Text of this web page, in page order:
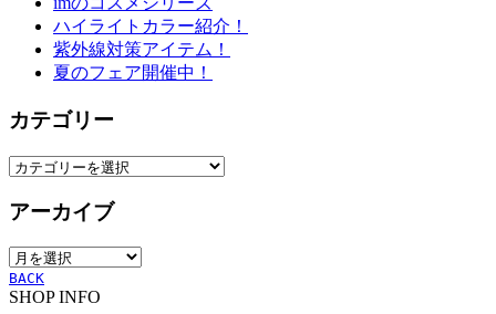
ハイライトカラー紹介！
紫外線対策アイテム！
夏のフェア開催中！
カテゴリー
カ
ゴ
ー
アーカイブ
ア
ー
カ
BACK
SHOP INFO